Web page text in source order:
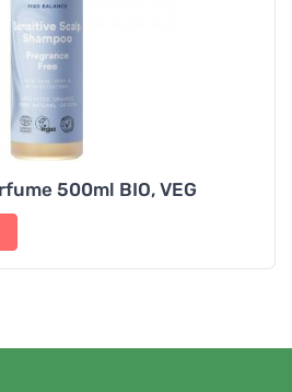
500ml BIO, VEG